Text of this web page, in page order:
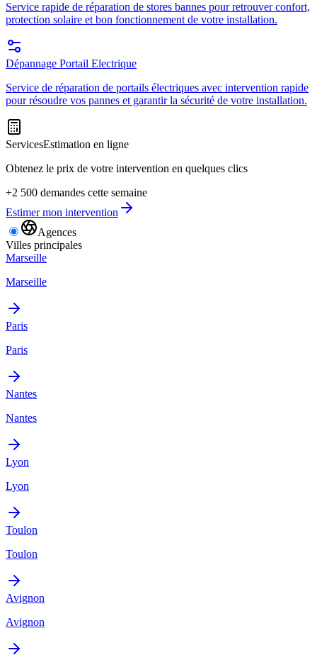
Service rapide de réparation de stores bannes pour retrouver confort,
protection solaire et bon fonctionnement de votre installation.
Dépannage Portail Electrique
Service de réparation de portails électriques avec intervention rapide
pour résoudre vos pannes et garantir la sécurité de votre installation.
ServicesEstimation en ligne
Obtenez le prix de votre intervention en quelques clics
+2 500 demandes cette semaine
Estimer mon intervention
Agences
Villes principales
Marseille
Marseille
Paris
Paris
Nantes
Nantes
Lyon
Lyon
Toulon
Toulon
Avignon
Avignon